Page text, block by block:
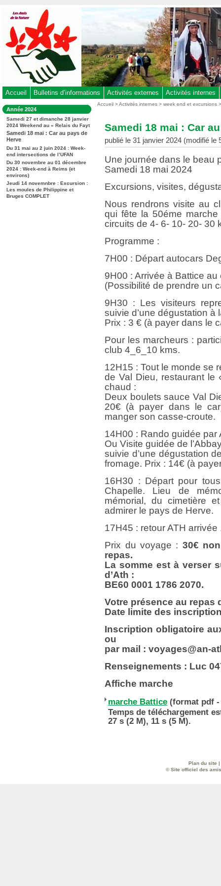
au
contenu
-
Aller
au
menu
-
à
la
recherche
Accueil Bulletins d’informations Activités externes Activités internes
Dans
la
rubrique
:
Année 2024
Samedi 27 et dimanche 28 janvier
2024 Weekend au « Relais du Fayt
Samedi 18 mai : Car au pays de
Herve
Du 31 mai au 2 juin 2024 : Week-
end intersections de l’UFAN
Du 30 novembre au 01 décembre
2024 : Week-end à Reims (et
environs)
Jeudi 14 novemnbre : Excursion :
Les moules de Philippine et
Bruges COMPLET
Vous
Accueil >Activités internes >week end et excursions
Samedi 18 mai : Car
publié le 31 janvier 2024 (modifié le
Une journée dans le beau
Samedi 18 mai 2024
Excursions, visites,
Nous rendrons visite au
qui fête la 50éme
circuits de 4- 6- 10- 20- 30
Programme :
7H00 : Départ autocars
9H00 : Arrivée à Battice
(Possibilité de prendre un
9H30 : Les visiteurs
suivie d’une dégustation
Prix : 3 € (à payer dans le
Pour les marcheurs :
club 4_6_10 kms.
12H15 : Tout le monde se
de Val Dieu, restaurant le
chaud :
Deux boulets sauce Val
20€ (à payer dans le
manger son casse-croute.
14H00 : Rando guidée par
Ou Visite guidée de
suivie d’une dégustation
fromage. Prix : 14€ (à
16H30 : Départ pour
Chapelle. Lieu de
mémorial, du cimetière
admirer le pays de Herve.
17H45 : retour ATH arrivée
Prix du voyage : 30€
repas.
La somme est à verser
d’Ath :
BE60 0001 1786 2070.
Votre présence au repas
Date limite des
Inscription obligatoire
ou
par mail : voyages@an-
Renseignements : Luc
Affiche marche
marche Battice (format pdf -
Temps de téléchargement
27 s (2 M), 11 s (5 M).
Plan du site |
© Site officiel des amis